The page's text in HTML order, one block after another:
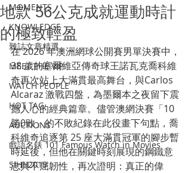
MOMENTS
KNOWLEDGE
雜誌文章精選
MEET THE VIP
WATCH PEOPLE
HOT TAG
AUCTIONS
戲語名錶 101 Famous Watch in Movies
SIHH2019
地款 56公克成就運動時計
的極致輕盈
在 2026 年澳洲網球公開賽男單決賽中，
38 歲的塞爾維亞傳奇球王諾瓦克喬科維
奇再次站上大滿貫最高舞台，與Carlos
Alcaraz 激戰四盤，為墨爾本之夜留下震
撼人心的經典篇章。儘管澳網決賽「10
勝0敗」的不敗紀錄在此役畫下句點，喬
科維奇追逐第 25 座大滿貫冠軍的腳步暫
時延後，但他在關鍵時刻展現的鋼鐵意
志與不屈韌性，再次證明：真正的偉